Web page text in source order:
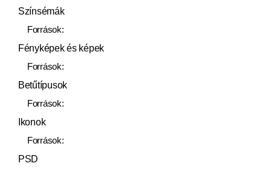
Színsémák
Források:
Fényképek és képek
Források:
Betűtípusok
Források:
Ikonok
Források:
PSD